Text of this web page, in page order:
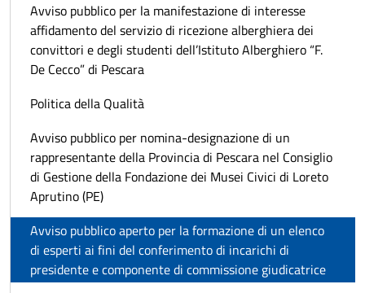
Avviso pubblico per la manifestazione di interesse
affidamento del servizio di ricezione alberghiera dei
convittori e degli studenti dell’Istituto Alberghiero “F.
De Cecco” di Pescara
Politica della Qualità
Avviso pubblico per nomina-designazione di un
rappresentante della Provincia di Pescara nel Consiglio
di Gestione della Fondazione dei Musei Civici di Loreto
Aprutino (PE)
Avviso pubblico aperto per la formazione di un elenco
di esperti ai fini del conferimento di incarichi di
presidente e componente di commissione giudicatrice